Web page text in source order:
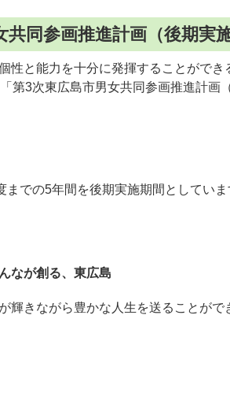
同参画推進計画（後期実施
性と能力を十分に発揮することができ
第3次東広島市男女共同参画推進計画
での5年間を後期実施期間としていま
なが創る、東広島
輝きながら豊かな人生を送ることがで